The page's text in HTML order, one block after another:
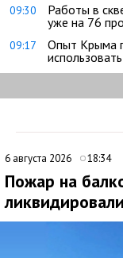
09:30
Работы в
уже на 76
09:17
Опыт Крыма
6 августа 2026 18:34
Пожар на